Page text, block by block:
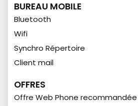
BUREAU MOBILE
Bluetooth
Wifi
Synchro Répertoire
Client mail
OFFRES
Offre Web Phone recommandée